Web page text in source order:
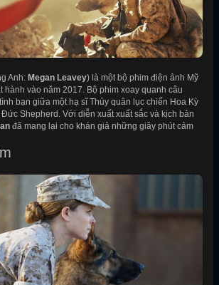
Anh: Megan Leavey) là một bộ phim điện ảnh Mỹ
hành vào năm 2017. Bộ phim xoay quanh câu
bạn giữa một hạ sĩ Thủy quân lục chiến Hoa Kỳ
Shepherd. Với diễn xuất xuất sắc và kịch bản
đã mang lại cho khán giả những giây phút cảm